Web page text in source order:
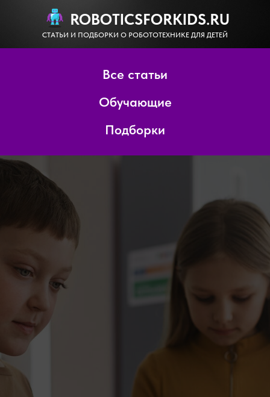
ROBOTICSFORKIDS.RU
СТАТЬИ И ПОДБОРКИ О РОБОТОТЕХНИКЕ ДЛЯ ДЕТЕЙ
Все статьи
Обучающие
Подборки